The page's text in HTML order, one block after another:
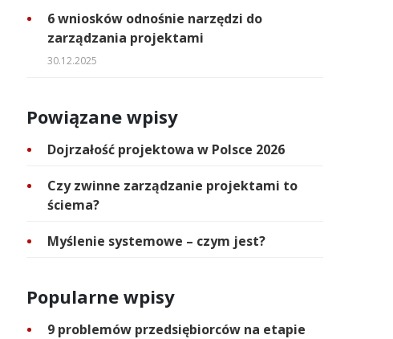
6 wniosków odnośnie narzędzi do
zarządzania projektami
30.12.2025
Powiązane wpisy
Dojrzałość projektowa w Polsce 2026
Czy zwinne zarządzanie projektami to
ściema?
Myślenie systemowe – czym jest?
Popularne wpisy
9 problemów przedsiębiorców na etapie